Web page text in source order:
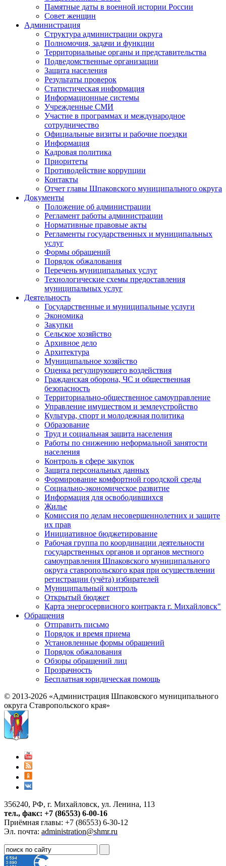
Памятные даты в военной истории России
Совет женщин
Администрация
Структура администрации округа
Полномочия, задачи и функции
Территориальные органы и представительства
Подведомственные организации
Защита населения
Результаты проверок
Статистическая информация
Информационные системы
Учрежденные СМИ
Участие в программах и международное
сотрудничество
Официальные визиты и рабочие поездки
Информация
Кадровая политика
Приоритеты
Противодействие коррупции
Контакты
Отчет главы Шпаковского муниципального округа
Документы
Положение об администрации
Регламент работы администрации
Нормативные правовые акты
Регламенты государственных и муниципальных
услуг
Формы обращений
Порядок обжалования
Перечень муниципальных услуг
Технологические схемы предоставления
муниципальных услуг
Деятельность
Государственные и муниципальные услуги
Экономика
Закупки
Сельское хозяйство
Архивное дело
Архитектура
Муниципальное хозяйство
Оценка регулирующего воздействия
Гражданская оборона, ЧС и общественная
безопасность
Территориально-общественное самоуправление
Управление имуществом и землеустройство
Культура, спорт и молодежная политика
Образование
Труд и социальная защита населения
Работы по снижению неформальной занятости
населения
Контроль в сфере закупок
Защита персональных данных
Формирование комфортной городской среды
Социально-экономическое развитие
Информация для освободившихся
Жилье
Комиссия по делам несовершеннолетних и защите
их прав
Инициативное бюджетирование
Рабочая группа по координации деятельности
государственных органов и органов местного
самоуправления Шпаковского муниципального
округа ставропольского края при осуществлении
регистрации (учёта) избирателей
Муниципальный контроль
Открытый бюджет
Карта энергосервисного контракта г. Михайловск"
Обращения
Отправить письмо
Порядок и время приема
Установленные формы обращений
Порядок обжалования
Обзоры обращений лиц
Прозрачность
Бесплатная юридическая помощь
© 2013-2026 «Администрация Шпаковского муниципального
округа Ставропольского края»
356240, РФ, г. Михайловск, ул. Ленина, 113
тел., факс: +7 (86553) 6-00-16
Приёмная главы: +7 (86553) 6-30-12
Эл. почта: administration@shmr.ru